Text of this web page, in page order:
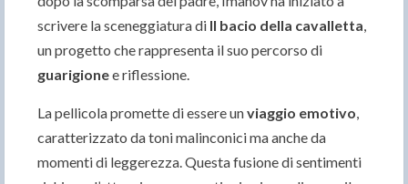
scrivere la sceneggiatura di Il bacio della cavalletta,
un progetto che rappresenta il suo percorso di
guarigionee riflessione.
La pellicola promette di essere unviaggio emotivo,
caratterizzato da toni malinconici ma anche da
momenti di leggerezza. Questa fusione di sentimenti